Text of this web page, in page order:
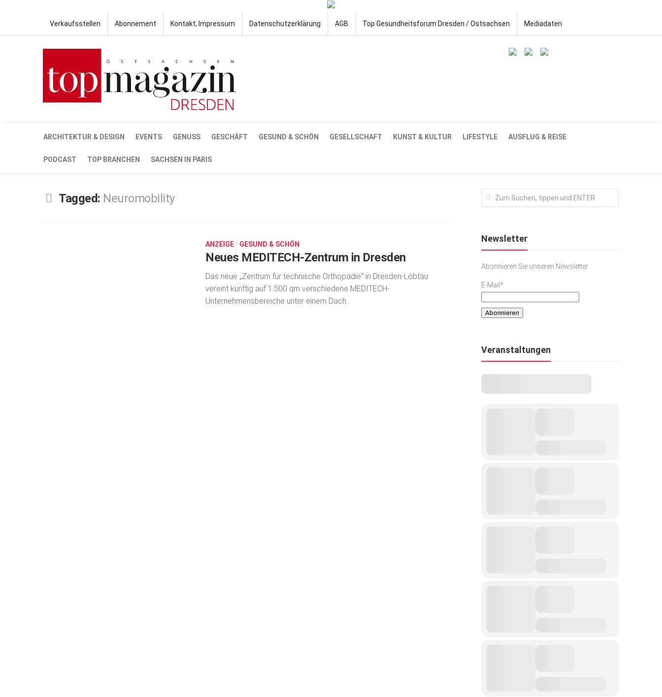
Verkaufsstellen Abonnement Kontakt, Impressum Datenschutzerklärung AGB Top Gesundheitsforum Dresden / Ostsachsen Mediadaten
ARCHITEKTUR & DESIGN EVENTS GENUSS GESCHÄFT GESUND & SCHÖN GESELLSCHAFT KUNST & KULTUR LIFESTYLE AUSFLUG & REISE
PODCAST TOP BRANCHEN SACHSEN IN PARIS
Tagged: Neuromobility
ANZEIGE / GESUND & SCHÖN
Neues MEDITECH-Zentrum in Dresden
Das neue „Zentrum für technische Orthopädie“ in Dresden-Löbtau
vereint künftig auf 1.500 qm verschiedene MEDITECH-
Unternehmensbereiche unter einem Dach.
Newsletter
Abonnieren Sie unseren Newsletter
E-Mail*
Veranstaltungen